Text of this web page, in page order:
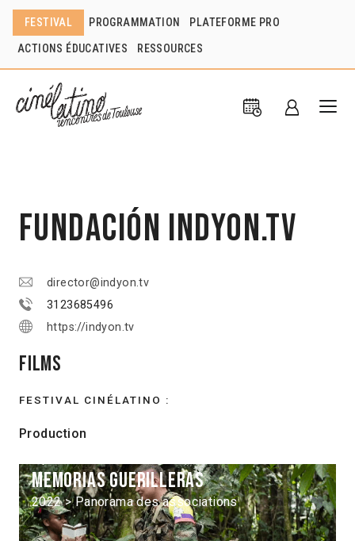
FESTIVAL PROGRAMMATION PLATEFORME PRO
ACTIONS ÉDUCATIVES RESSOURCES
Fundación IndyOn.Tv
director@indyon.tv
3123685496
https://indyon.tv
Films
FESTIVAL CINÉLATINO :
Production
Memorias guerilleras
2022 > Panorama des associations